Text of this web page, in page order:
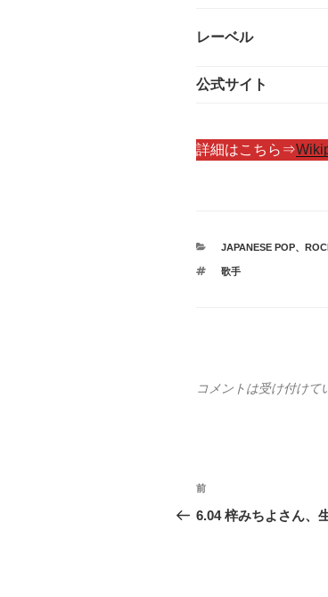
レーベル
公式サイト
詳細はこちら⇒
カ
ゴ
JAPANESE POP、
タ
歌手
コメントは受け付けて
投
稿
前
の
前
6.04 梓みちよさん、